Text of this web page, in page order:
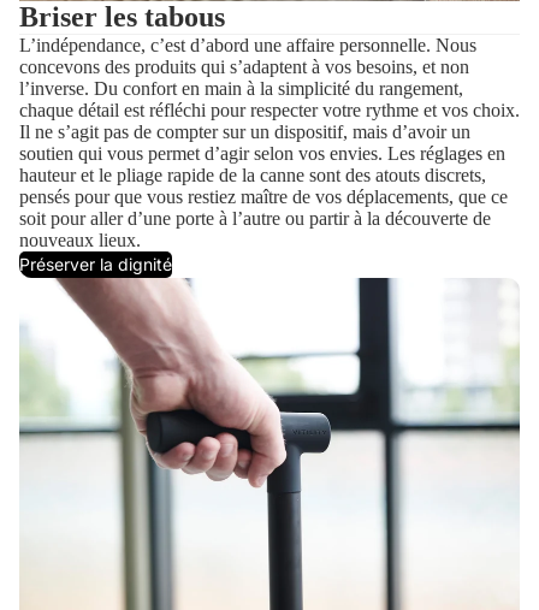
Briser les tabous
L’indépendance, c’est d’abord une affaire personnelle. Nous
concevons des produits qui s’adaptent à vos besoins, et non
l’inverse. Du confort en main à la simplicité du rangement,
chaque détail est réfléchi pour respecter votre rythme et vos choix.
Il ne s’agit pas de compter sur un dispositif, mais d’avoir un
soutien qui vous permet d’agir selon vos envies. Les réglages en
hauteur et le pliage rapide de la canne sont des atouts discrets,
pensés pour que vous restiez maître de vos déplacements, que ce
soit pour aller d’une porte à l’autre ou partir à la découverte de
nouveaux lieux.
Préserver la dignité